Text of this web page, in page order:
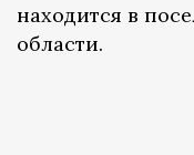
находится в
области.